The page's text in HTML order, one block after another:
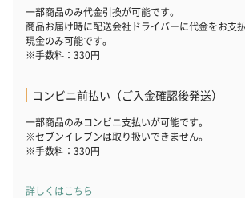
一部商品のみ代金引換が可能です。
商品お届け時に配送会社ドライバーに代金をお支
現金のみ可能です。
※手数料：330円
コンビニ前払い（ご入金確認後発送）
一部商品のみコンビニ支払いが可能です。
※セブンイレブンは取り扱いできません。
※手数料：330円
詳しくはこちら